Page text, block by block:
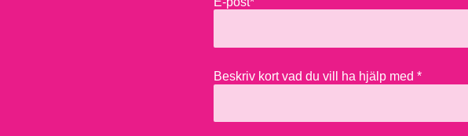
Beskriv kort vad du vill ha hjälp med *